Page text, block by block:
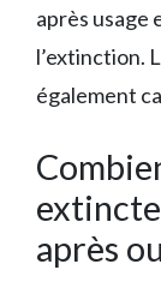
après usage
l’extinction.
également
après